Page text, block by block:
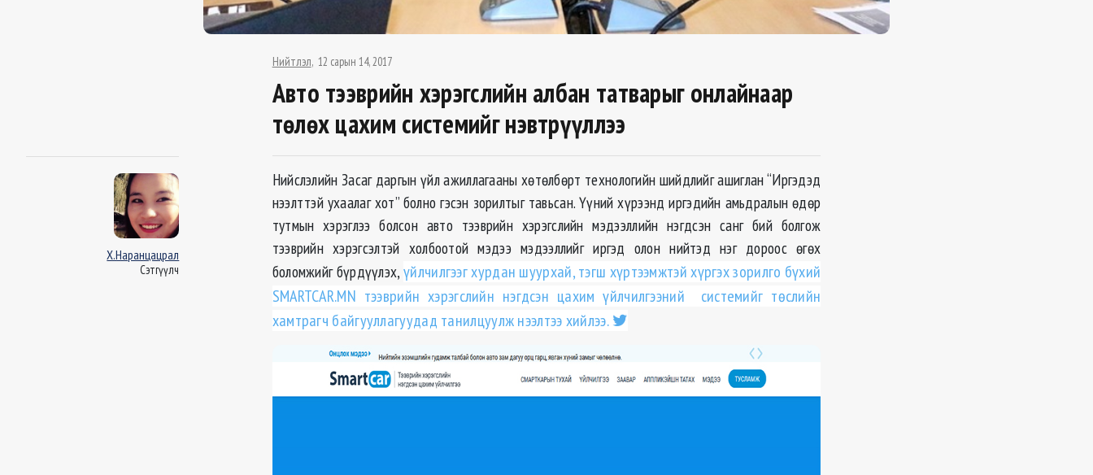
Нийтлэл 12 сарын 14, 2017
Авто тээврийн хэрэгслийн албан татварыг онлайнаар
төлөх цахим системийг нэвтрүүллээ
Х.Наранцацрал
Сэтгүүлч
Нийслэлийн Засаг даргын үйл ажиллагааны хөтөлбөрт технологийн шийдлийг ашиглан “Иргэдэд
нээлттэй ухаалаг хот” болно гэсэн зорилтыг тавьсан. Үүний хүрээнд иргэдийн амьдралын өдөр
тутмын хэрэглээ болсон авто тээврийн хэрэгслийн мэдээллийн нэгдсэн санг бий болгож
тээврийн хэрэгсэлтэй холбоотой мэдээ мэдээллийг иргэд олон нийтэд нэг дороос өгөх
боломжийг бүрдүүлэх,үйлчилгээг хурдан шуурхай, тэгш хүртээмжтэй хүргэх зорилго бүхий
SMARTCAR.MN тээврийн хэрэгслийн нэгдсэн цахим үйлчилгээний системийг төслийн
хамтрагч байгууллагуудад танилцуулж нээлтээ хийлээ.